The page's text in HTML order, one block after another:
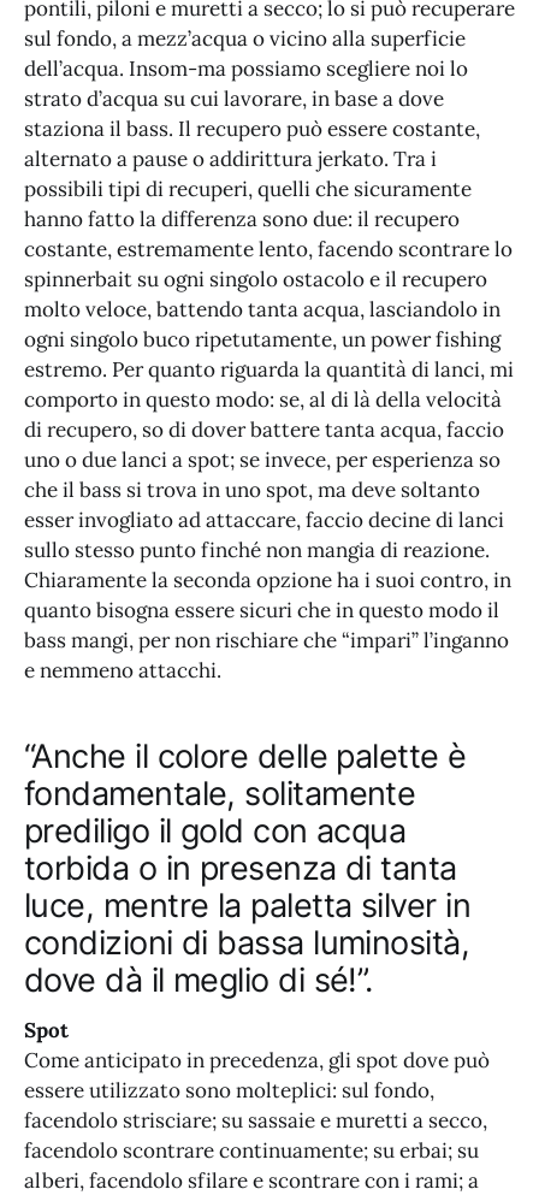
pontili, piloni e muretti a secco; lo si può recuperare
sul fondo, a mezz’acqua o vicino alla superficie
dell’acqua. Insom-ma possiamo scegliere noi lo
strato d’acqua su cui lavorare, in base a dove
staziona il bass. Il recupero può essere costante,
alternato a pause o addirittura jerkato. Tra i
possibili tipi di recuperi, quelli che sicuramente
hanno fatto la differenza sono due: il recupero
costante, estremamente lento, facendo scontrare lo
spinnerbait su ogni singolo ostacolo e il recupero
molto veloce, battendo tanta acqua, lasciandolo in
ogni singolo buco ripetutamente, un power fishing
estremo. Per quanto riguarda la quantità di lanci, mi
comporto in questo modo: se, al di là della velocità
di recupero, so di dover battere tanta acqua, faccio
uno o due lanci a spot; se invece, per esperienza so
che il bass si trova in uno spot, ma deve soltanto
esser invogliato ad attaccare, faccio decine di lanci
sullo stesso punto finché non mangia di reazione.
Chiaramente la seconda opzione ha i suoi contro, in
quanto bisogna essere sicuri che in questo modo il
bass mangi, per non rischiare che “impari” l’inganno
e nemmeno attacchi.
“Anche il colore delle palette è
fondamentale, solitamente
prediligo il gold con acqua
torbida o in presenza di tanta
luce, mentre la paletta silver in
condizioni di bassa luminosità,
dove dà il meglio di sé!”.
Spot
Come anticipato in precedenza, gli spot dove può
essere utilizzato sono molteplici: sul fondo,
facendolo strisciare; su sassaie e muretti a secco,
facendolo scontrare continuamente; su erbai; su
alberi, facendolo sfilare e scontrare con i rami; a